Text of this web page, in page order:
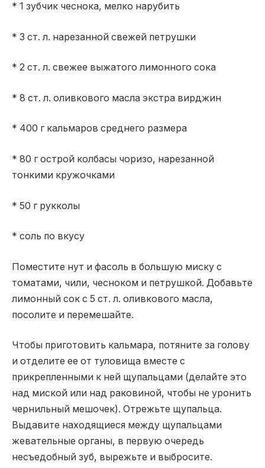
* 1 зубчик чеснока, мелко нарубить
* 3 ст. л. нарезанной свежей петрушки
* 2 ст. л. свежее выжатого лимонного сока
* 8 ст. л. оливкового масла экстра вирджин
* 400 г кальмаров среднего размера
* 80 г острой колбасы чоризо, нарезанной
тонкими кружочками
* 50 г рукколы
* соль по вкусу
Поместите нут и фасоль в большую миску с
томатами, чили, чесноком и петрушкой. Добавьте
лимонный сок с 5 ст. л. оливкового масла,
посолите и перемешайте.
Чтобы приготовить кальмара, потяните за голову
и отделите ее от туловища вместе с
прикрепленными к ней щупальцами (делайте это
над миской или над раковиной, чтобы не уронить
чернильный мешочек). Отрежьте щупальца.
Выдавите находящиеся между щупальцами
жевательные органы, в первую очередь
несъедобный зуб, вырежьте и выбросите.